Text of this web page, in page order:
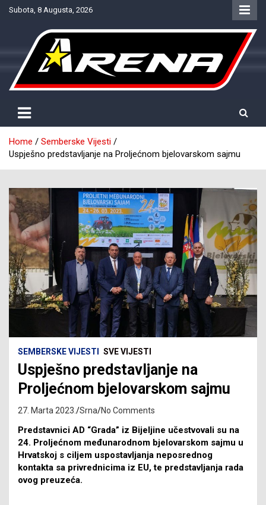
SkipSubota, 8 Augusta, 2026
NTV Arena
Home
Semberske Vijesti
Uspješno predstavljanje na Proljećnom bjelovarskom sajmu
SEMBERSKE VIJESTI SVE VIJESTI
Uspješno predstavljanje na
Proljećnom bjelovarskom sajmu
27. Marta 2023. Srna No Comments
Predstavnici AD “Grada” iz Bijeljine učestvovali su na
24. Proljećnom međunarodnom bjelovarskom sajmu u
Hrvatskoj s ciljem uspostavljanja neposrednog
kontakta sa privrednicima iz EU, te predstavljanja rada
ovog preuzeća.